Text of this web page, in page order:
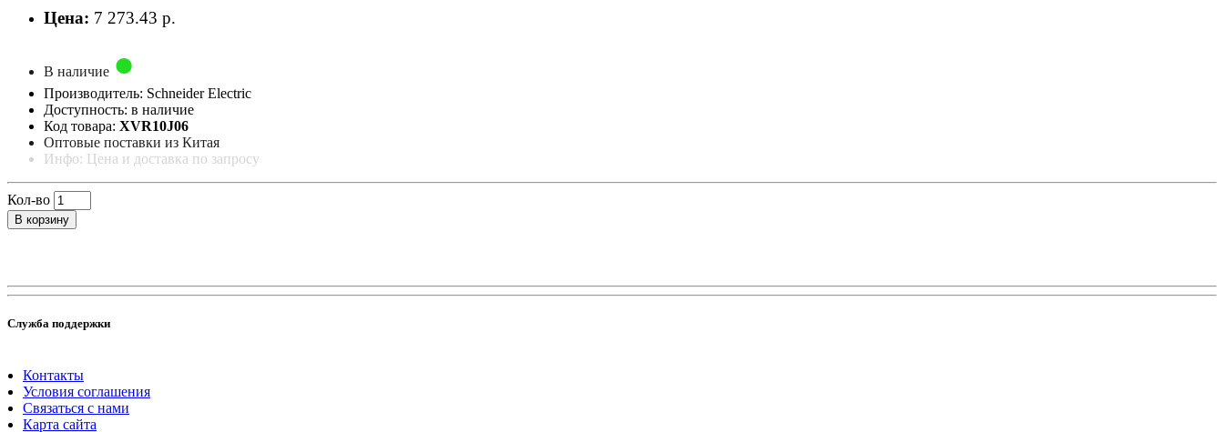
Цена: 7 273.43 р.
В наличие
Производитель: Schneider Electric
Доступность: в наличие
Код товара: XVR10J06
Оптовые поставки из Китая
Инфо: Цена и доставка по запросу
Кол-во
В корзину
Служба поддержки
Контакты
Условия соглашения
Связаться с нами
Карта сайта